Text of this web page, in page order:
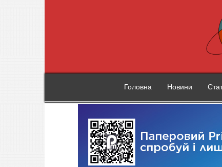
Головна Новини